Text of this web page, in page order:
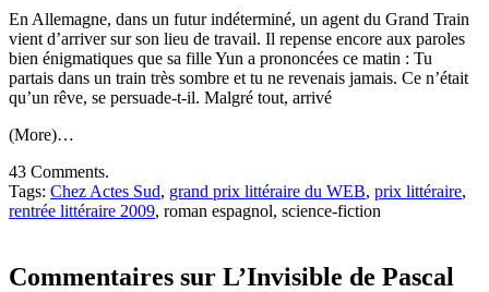
En Allemagne, dans un futur indéterminé, un agent du Grand Train
vient d’arriver sur son lieu de travail. Il repense encore aux paroles
bien énigmatiques que sa fille Yun a prononcées ce matin : Tu
partais dans un train très sombre et tu ne revenais jamais. Ce n’était
qu’un rêve, se persuade-t-il. Malgré tout, arrivé
(More)…
43 Comments.
Tags: Chez Actes Sud, grand prix littéraire du WEB, prix littéraire,
rentrée littéraire 2009, roman espagnol, science-fiction
Commentaires sur L’Invisible de Pascal